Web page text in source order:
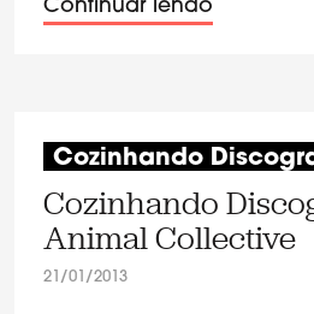
Continuar lendo
Cozinhando
Cozinhando
Animal Collective
21/01/2013